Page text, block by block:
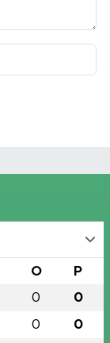
O P
0 0
0 0